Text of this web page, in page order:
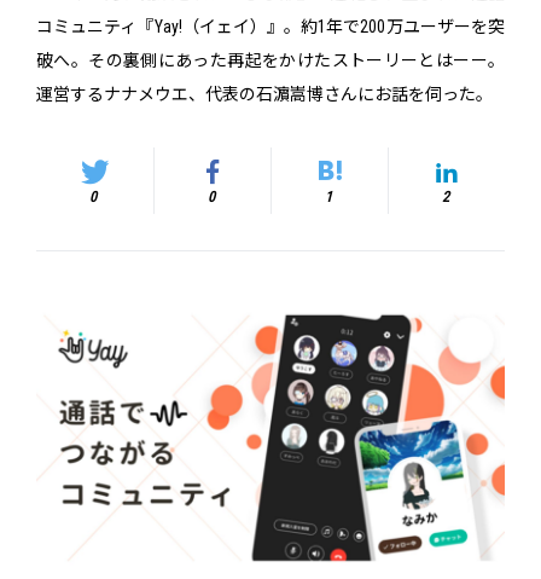
コミュニティ『Yay!（イェイ）』。約1年で200万ユーザーを突
破へ。その裏側にあった再起をかけたストーリーとはーー。
運営するナナメウエ、代表の石濵嵩博さんにお話を伺った。
0 0 1 2